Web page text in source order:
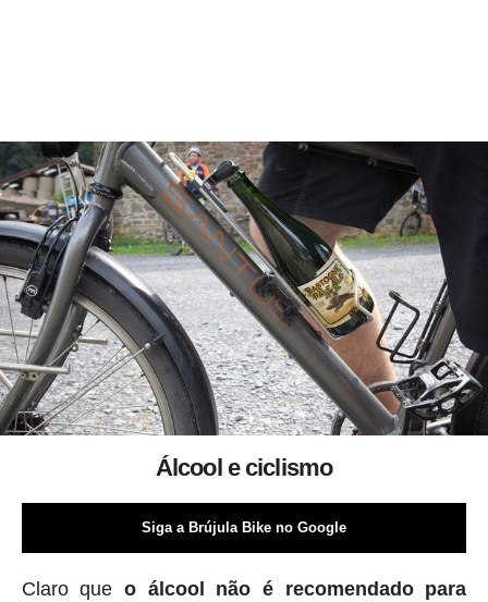
Álcool e ciclismo
Siga a Brújula Bike no Google
Claro queo álcool não é recomendado para